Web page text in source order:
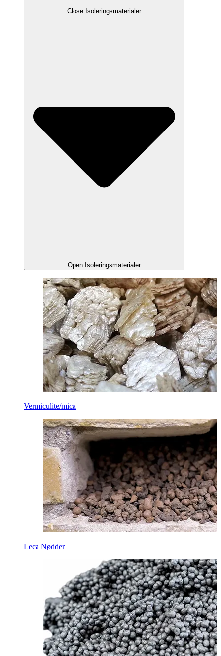
Close Isoleringsmaterialer
Open Isoleringsmaterialer
Vermiculite/mica
Leca Nødder